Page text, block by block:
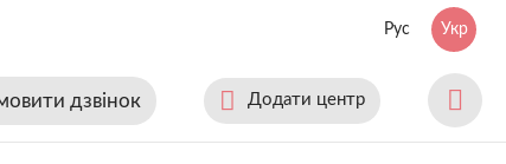
Рус Укр
дзвінок Додати центр